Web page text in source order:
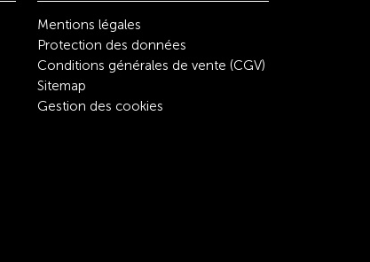
Mentions légales
Protection des données
Conditions générales de vente (CGV)
Sitemap
Gestion des cookies